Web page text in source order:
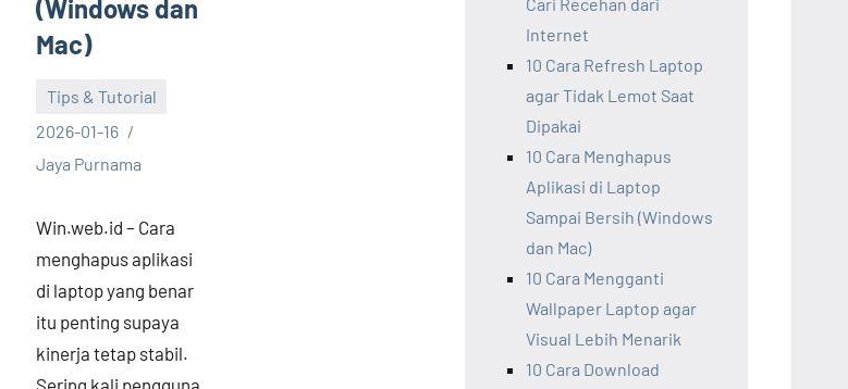
(Windows dan
Mac)
Tips & Tutorial
2026-01-16
Jaya Purnama
Win.web.id – Cara
menghapus aplikasi
di laptop yang benar
itu penting supaya
kinerja tetap stabil.
Sering kali pengguna
Internet
10 Cara Refresh Laptop
agar Tidak Lemot Saat
Dipakai
10 Cara Menghapus
Aplikasi di Laptop
Sampai Bersih (Windows
dan Mac)
10 Cara Mengganti
Wallpaper Laptop agar
Visual Lebih Menarik
10 Cara Download